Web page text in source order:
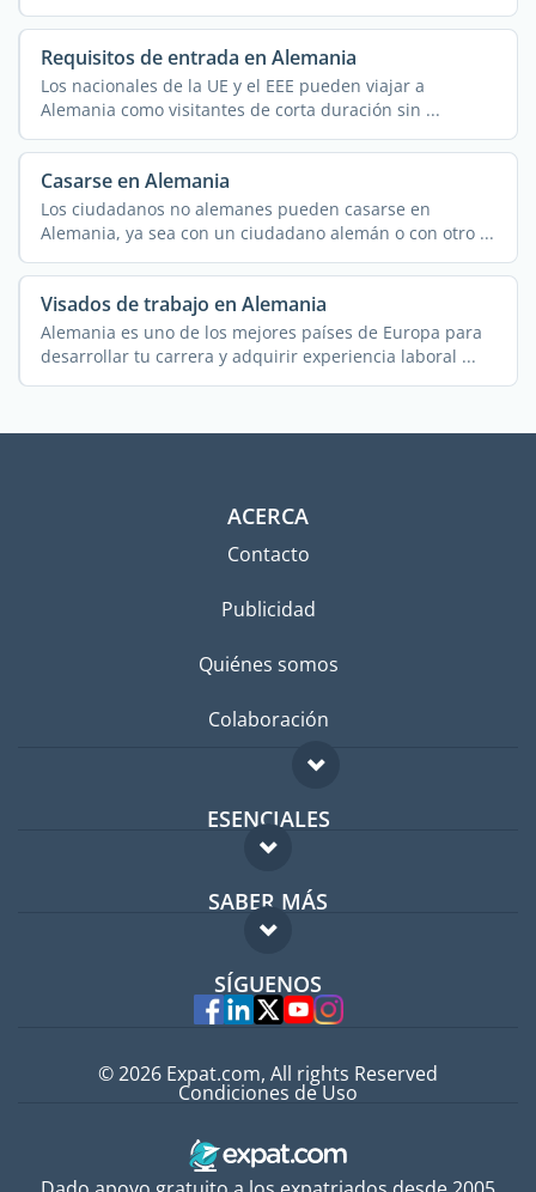
Requisitos de entrada en Alemania
Los nacionales de la UE y el EEE pueden viajar a
Alemania como visitantes de corta duración sin ...
Casarse en Alemania
Los ciudadanos no alemanes pueden casarse en
Alemania, ya sea con un ciudadano alemán o con otro ...
Visados de trabajo en Alemania
Alemania es uno de los mejores países de Europa para
desarrollar tu carrera y adquirir experiencia laboral ...
ACERCA
Contacto
Publicidad
Quiénes somos
Colaboración
ESENCIALES
Foro para expatriados
Guía para expatriados
Trabajos en el extranjero
SABER MÁS
FAQ
Expertos
SÍGUENOS
© 2026 Expat.com, All rights Reserved
Condiciones de Uso